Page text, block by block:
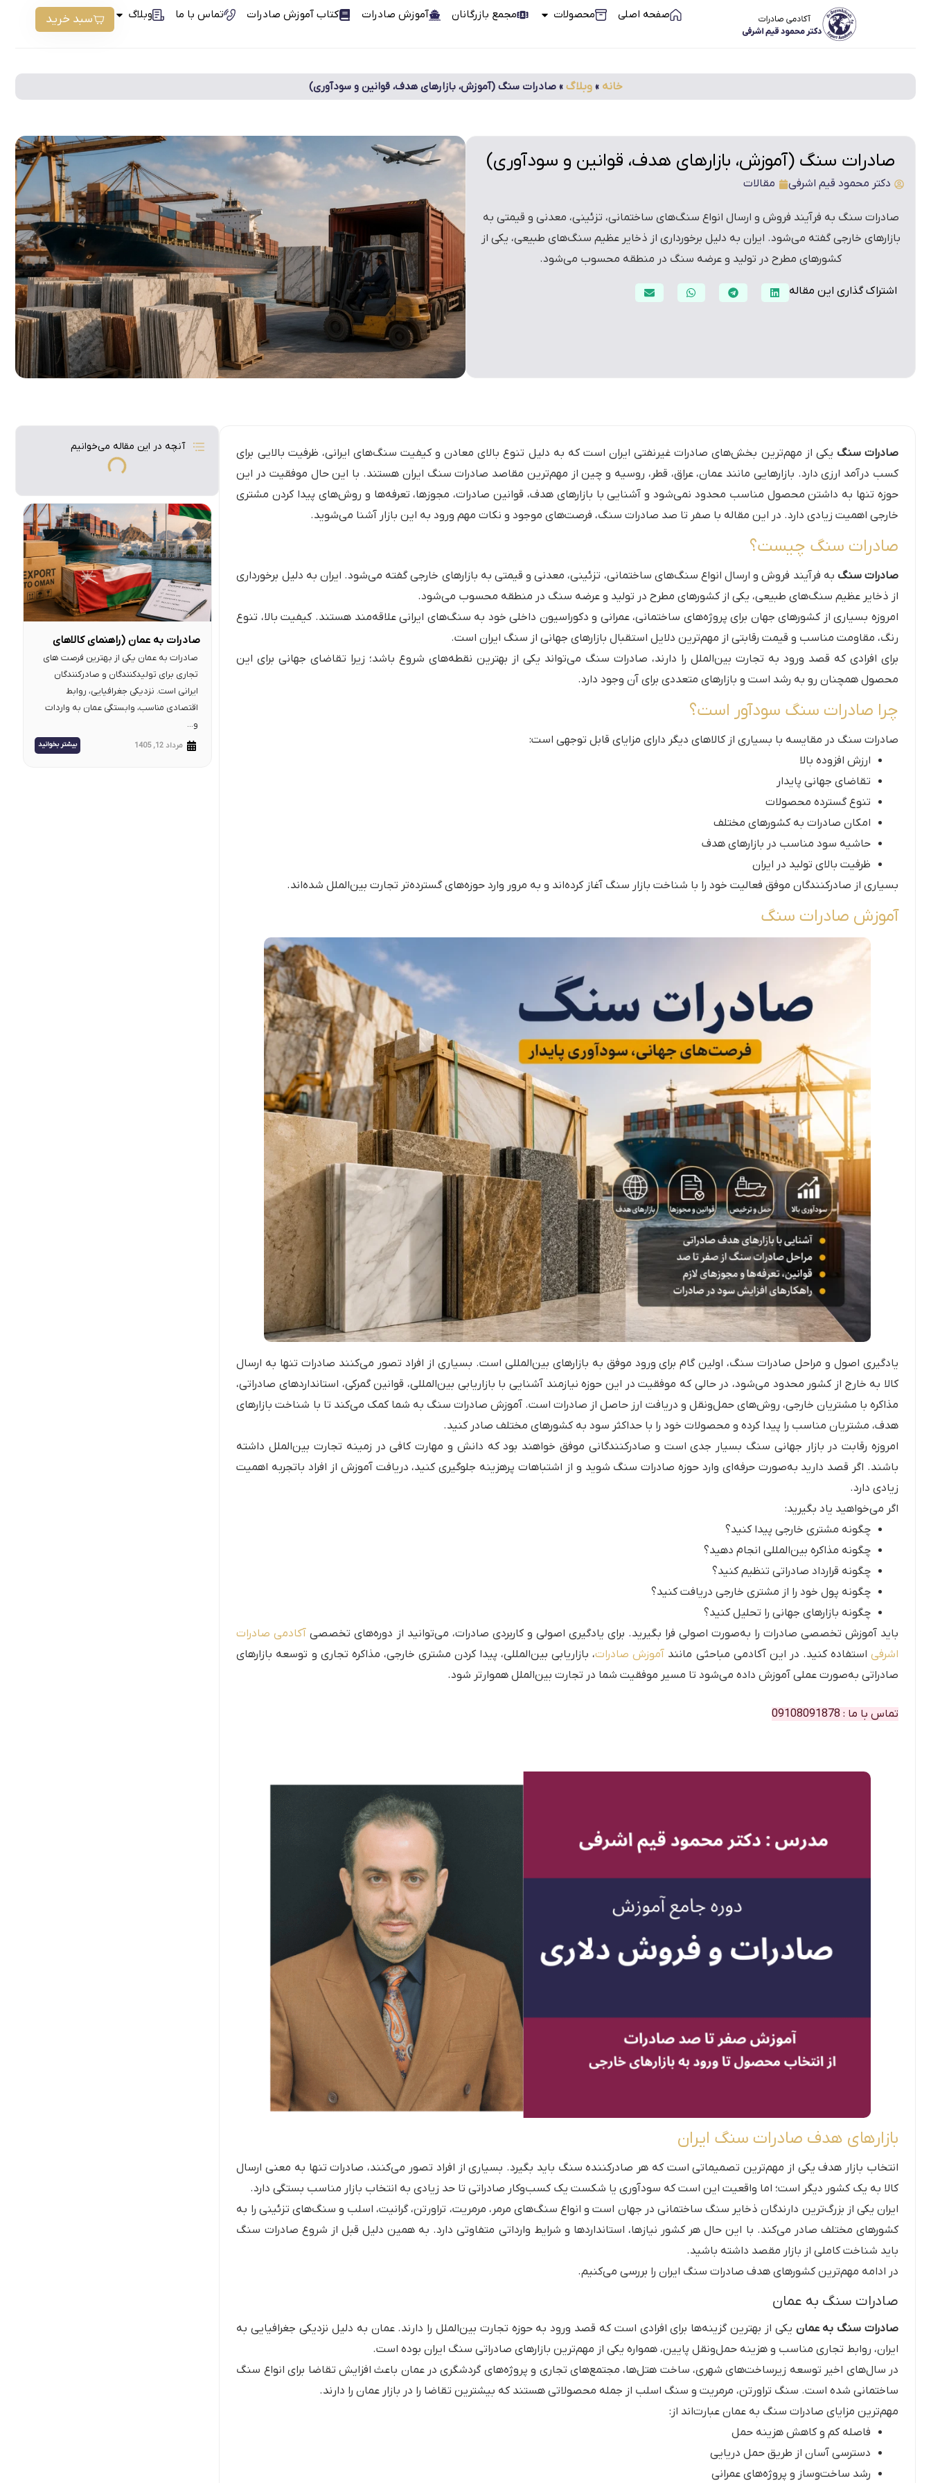
صفحه اصلی محصولات مجمع بازرگانان آموزش صادرات کتاب آموزش صادرات تماس با ما وبلاگ سبد خرید
خانه »وبلاگ »صادرات سنگ (آموزش، بازارهای هدف، قوانین و سودآوری)
صادرات سنگ (آموزش، بازارهای هدف، قوانین و سودآوری)
دکتر محمود قیم اشرفی مقالات
صادرات سنگ به فرآیند فروش و ارسال انواع سنگ‌های ساختمانی، تزئینی، معدنی و قیمتی به
بازارهای خارجی گفته می‌شود. ایران به دلیل برخورداری از ذخایر عظیم سنگ‌های طبیعی، یکی از
کشورهای مطرح در تولید و عرضه سنگ در منطقه محسوب می‌شود.
اشتراک گذاری این مقاله
صادرات سنگ یکی از مهم‌ترین بخش‌های صادرات غیرنفتی ایران است که به دلیل تنوع بالای معادن و کیفیت سنگ‌های ایرانی، ظرفیت بالایی برای
کسب درآمد ارزی دارد. بازارهایی مانند عمان، عراق، قطر، روسیه و چین از مهم‌ترین مقاصد صادرات سنگ ایران هستند. با این حال موفقیت در این
حوزه تنها به داشتن محصول مناسب محدود نمی‌شود و آشنایی با بازارهای هدف، قوانین صادرات، مجوزها، تعرفه‌ها و روش‌های پیدا کردن مشتری
خارجی اهمیت زیادی دارد. در این مقاله با صفر تا صد صادرات سنگ، فرصت‌های موجود و نکات مهم ورود به این بازار آشنا می‌شوید.
صادرات سنگ چیست؟
صادرات سنگ به فرآیند فروش و ارسال انواع سنگ‌های ساختمانی، تزئینی، معدنی و قیمتی به بازارهای خارجی گفته می‌شود. ایران به دلیل برخورداری
از ذخایر عظیم سنگ‌های طبیعی، یکی از کشورهای مطرح در تولید و عرضه سنگ در منطقه محسوب می‌شود.
امروزه بسیاری از کشورهای جهان برای پروژه‌های ساختمانی، عمرانی و دکوراسیون داخلی خود به سنگ‌های ایرانی علاقه‌مند هستند. کیفیت بالا، تنوع
رنگ، مقاومت مناسب و قیمت رقابتی از مهم‌ترین دلایل استقبال بازارهای جهانی از سنگ ایران است.
برای افرادی که قصد ورود به تجارت بین‌الملل را دارند، صادرات سنگ می‌تواند یکی از بهترین نقطه‌های شروع باشد؛ زیرا تقاضای جهانی برای این
محصول همچنان رو به رشد است و بازارهای متعددی برای آن وجود دارد.
چرا صادرات سنگ سودآور است؟
صادرات سنگ در مقایسه با بسیاری از کالاهای دیگر دارای مزایای قابل توجهی است:
ارزش افزوده بالا
تقاضای جهانی پایدار
تنوع گسترده محصولات
امکان صادرات به کشورهای مختلف
حاشیه سود مناسب در بازارهای هدف
ظرفیت بالای تولید در ایران
بسیاری از صادرکنندگان موفق فعالیت خود را با شناخت بازار سنگ آغاز کرده‌اند و به مرور وارد حوزه‌های گسترده‌تر تجارت بین‌الملل شده‌اند.
آموزش صادرات سنگ
یادگیری اصول و مراحل صادرات سنگ، اولین گام برای ورود موفق به بازارهای بین‌المللی است. بسیاری از افراد تصور می‌کنند صادرات تنها به ارسال
کالا به خارج از کشور محدود می‌شود، در حالی که موفقیت در این حوزه نیازمند آشنایی با بازاریابی بین‌المللی، قوانین گمرکی، استانداردهای صادراتی،
مذاکره با مشتریان خارجی، روش‌های حمل‌ونقل و دریافت ارز حاصل از صادرات است. آموزش صادرات سنگ به شما کمک می‌کند تا با شناخت بازارهای
هدف، مشتریان مناسب را پیدا کرده و محصولات خود را با حداکثر سود به کشورهای مختلف صادر کنید.
امروزه رقابت در بازار جهانی سنگ بسیار جدی است و صادرکنندگانی موفق خواهند بود که دانش و مهارت کافی در زمینه تجارت بین‌الملل داشته
باشند. اگر قصد دارید به‌صورت حرفه‌ای وارد حوزه صادرات سنگ شوید و از اشتباهات پرهزینه جلوگیری کنید، دریافت آموزش از افراد باتجربه اهمیت
زیادی دارد.
اگر می‌خواهید یاد بگیرید:
چگونه مشتری خارجی پیدا کنید؟
چگونه مذاکره بین‌المللی انجام دهید؟
چگونه قرارداد صادراتی تنظیم کنید؟
چگونه پول خود را از مشتری خارجی دریافت کنید؟
چگونه بازارهای جهانی را تحلیل کنید؟
باید آموزش تخصصی صادرات را به‌صورت اصولی فرا بگیرید. برای یادگیری اصولی و کاربردی صادرات، می‌توانید از دوره‌های تخصصی آکادمی صادرات
اشرفیاستفاده کنید. در این آکادمی مباحثی مانند آموزش صادرات، بازاریابی بین‌المللی، پیدا کردن مشتری خارجی، مذاکره تجاری و توسعه بازارهای
صادراتی به‌صورت عملی آموزش داده می‌شود تا مسیر موفقیت شما در تجارت بین‌الملل هموارتر شود.
تماس با ما : 09108091878
بازارهای هدف صادرات سنگ ایران
انتخاب بازار هدف یکی از مهم‌ترین تصمیماتی است که هر صادرکننده سنگ باید بگیرد. بسیاری از افراد تصور می‌کنند، صادرات تنها به معنی ارسال
کالا به یک کشور دیگر است؛ اما واقعیت این است که سودآوری یا شکست یک کسب‌وکار صادراتی تا حد زیادی به انتخاب بازار مناسب بستگی دارد.
ایران یکی از بزرگ‌ترین دارندگان ذخایر سنگ ساختمانی در جهان است و انواع سنگ‌های مرمر، مرمریت، تراورتن، گرانیت، اسلب و سنگ‌های تزئینی را به
کشورهای مختلف صادر می‌کند. با این حال هر کشور نیازها، استانداردها و شرایط وارداتی متفاوتی دارد. به همین دلیل قبل از شروع صادرات سنگ
باید شناخت کاملی از بازار مقصد داشته باشید.
در ادامه مهم‌ترین کشورهای هدف صادرات سنگ ایران را بررسی می‌کنیم.
صادرات سنگ به عمان
صادرات سنگ به عمان یکی از بهترین گزینه‌ها برای افرادی است که قصد ورود به حوزه تجارت بین‌الملل را دارند. عمان به دلیل نزدیکی جغرافیایی به
ایران، روابط تجاری مناسب و هزینه حمل‌ونقل پایین، همواره یکی از مهم‌ترین بازارهای صادراتی سنگ ایران بوده است.
در سال‌های اخیر توسعه زیرساخت‌های شهری، ساخت هتل‌ها، مجتمع‌های تجاری و پروژه‌های گردشگری در عمان باعث افزایش تقاضا برای انواع سنگ
ساختمانی شده است. سنگ تراورتن، مرمریت و سنگ اسلب از جمله محصولاتی هستند که بیشترین تقاضا را در بازار عمان را دارند.
مهم‌ترین مزایای صادرات سنگ به عمان عبارت‌اند از:
فاصله کم و کاهش هزینه حمل
دسترسی آسان از طریق حمل دریایی
رشد ساخت‌وساز و پروژه‌های عمرانی
آنچه در این مقاله می‌خوانیم
صادرات به عمان (راهنمای کالاهای
پرسود و مراحل)
صادرات به عمان یکی از بهترین فرصت های
تجاری برای تولیدکنندگان و صادرکنندگان
ایرانی است. نزدیکی جغرافیایی، روابط
اقتصادی مناسب، وابستگی عمان به واردات
و...
مرداد 12, 1405 بیشتر بخوانید